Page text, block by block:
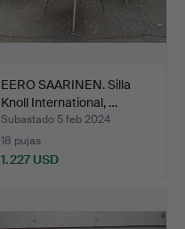
EERO SAARINEN. Silla
Knoll International, …
Subastado 5 feb 2024
18 pujas
1.227 USD